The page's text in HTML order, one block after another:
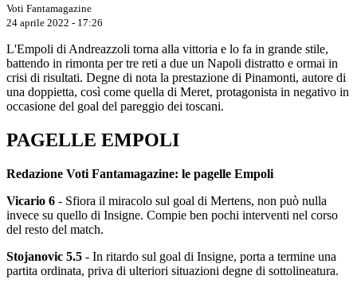
Voti Fantamagazine
24 aprile 2022 - 17:26
L'Empoli di Andreazzoli torna alla vittoria e lo fa in grande stile,
battendo in rimonta per tre reti a due un Napoli distratto e ormai in
crisi di risultati. Degne di nota la prestazione di Pinamonti, autore di
una doppietta, così come quella di Meret, protagonista in negativo in
occasione del goal del pareggio dei toscani.
PAGELLE EMPOLI
Redazione Voti Fantamagazine: le pagelle Empoli
Vicario 6 - Sfiora il miracolo sul goal di Mertens, non può nulla
invece su quello di Insigne. Compie ben pochi interventi nel corso
del resto del match.
Stojanovic 5.5 - In ritardo sul goal di Insigne, porta a termine una
partita ordinata, priva di ulteriori situazioni degne di sottolineatura.